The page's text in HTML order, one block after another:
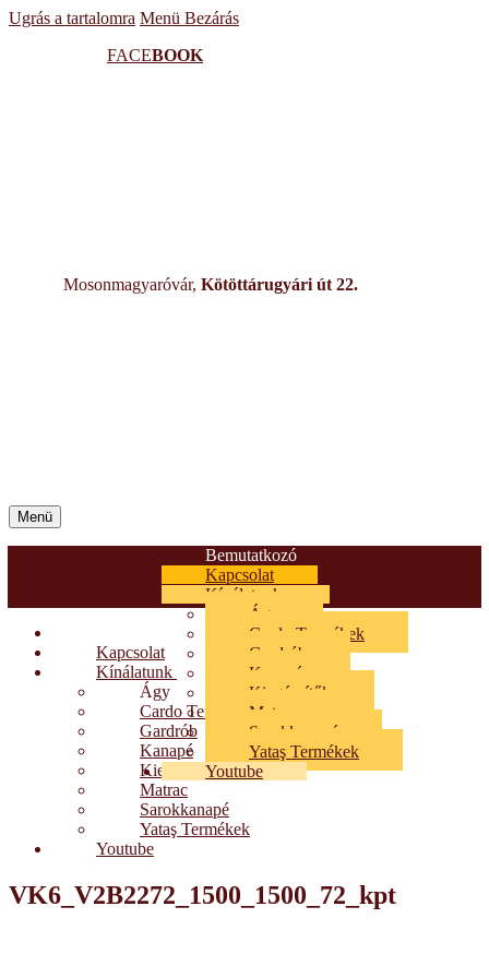
Ugrás a tartalomra Menü Bezárás
FACEBOOK
Mosonmagyaróvár, Kötöttárugyári út 22.
Menü
Bemutatkozó
Kapcsolat
Kínálatunk
Ágy
Cardo Termékek
Gardrób
Kanapé
Kiegészítők
Matrac
Sarokkanapé
Yataş Termékek
Youtube
Bemutatkozó
Kapcsolat
Kínálatunk
Ágy
Cardo Termékek
Gardrób
Kanapé
Kiegészítők
Matrac
Sarokkanapé
Yataş Termékek
Youtube
VK6_V2B2272_1500_1500_72_kpt